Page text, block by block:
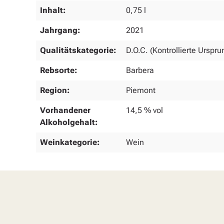
Inhalt: 0,75 l
Jahrgang: 2021
Qualitätskategorie: D.O.C. (Kontrollierte
Rebsorte: Barbera
Region: Piemont
Vorhandener
Alkoholgehalt:
14,5 % vol
Weinkategorie: Wein